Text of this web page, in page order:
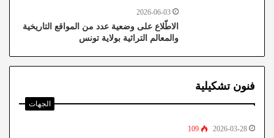
2026-06-03
الاطّلاع على وضعية عدد من المواقع التاريخية
والمعالم التراثية بولاية تونس
فنون تشكيلية
الجهات
2026-03-28
109